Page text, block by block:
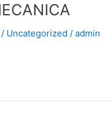
/ Uncategorized / admin